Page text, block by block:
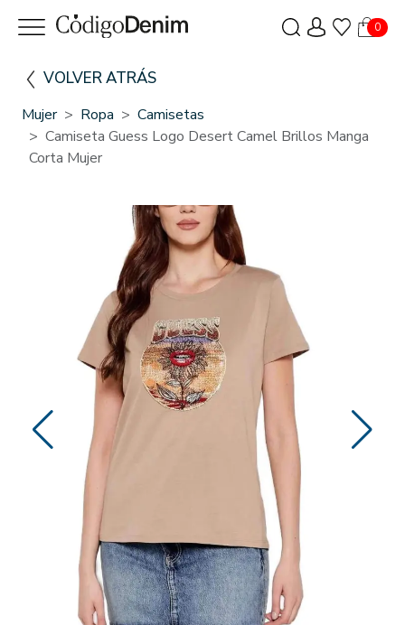
0
VOLVER ATRÁS
Mujer Ropa
Camisetas
Camiseta Guess Logo Desert Camel Brillos Manga
Corta Mujer